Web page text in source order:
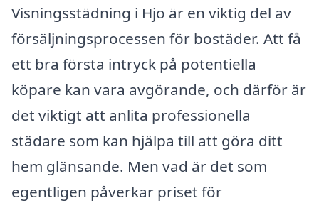
Visningsstädning i Hjo är en viktig del av
försäljningsprocessen för bostäder. Att få
ett bra första intryck på potentiella
köpare kan vara avgörande, och därför är
det viktigt att anlita professionella
städare som kan hjälpa till att göra ditt
hem glänsande. Men vad är det som
egentligen påverkar priset för